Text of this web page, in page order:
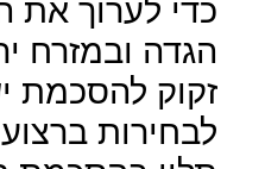
כדי לערוך את
הגדה ובמזרח
זקוק להסכמת
לבחירות